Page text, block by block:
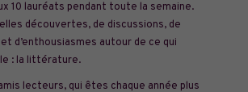
10 lauréats pendant toute la semaine.
découvertes, de discussions, de
d’enthousiasmes autour de ce qui
: la littérature.
lecteurs, qui êtes chaque année plus